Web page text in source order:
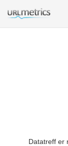
Datatreff er